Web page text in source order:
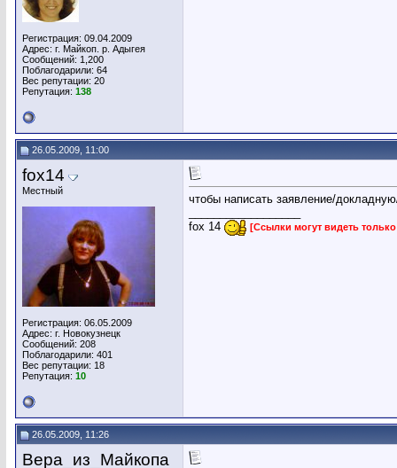
Регистрация: 09.04.2009
Адрес: г. Майкоп. р. Адыгея
Сообщений: 1,200
Поблагодарили: 64
Вес репутации: 20
Репутация: 138
26.05.2009, 11:00
fox14
Местный
Регистрация: 06.05.2009
Адрес: г. Новокузнецк
Сообщений: 208
Поблагодарили: 401
Вес репутации: 18
Репутация: 10
чтобы написать заявление/
fox 14
[Ссылки могут видеть
26.05.2009, 11:26
Вера_из_Майкопа